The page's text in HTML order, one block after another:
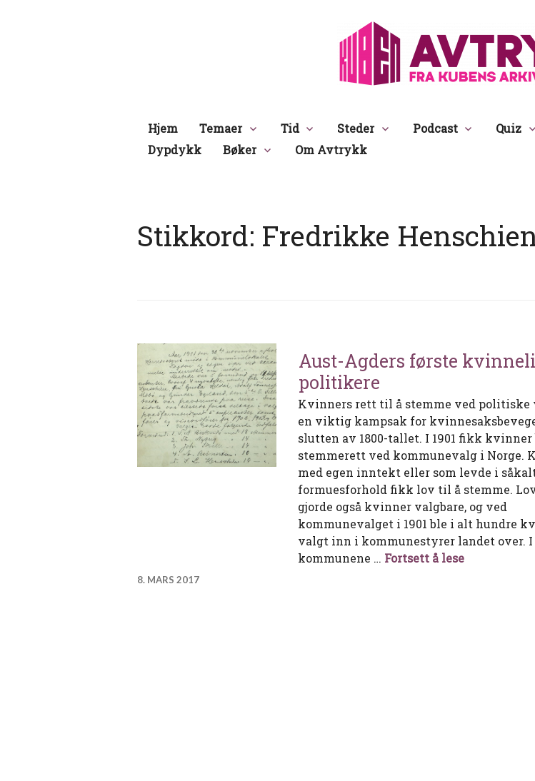
Hjem Temaer Tid Steder Podcast Quiz
Dypdykk
Bøker Om Avtrykk
Stikkord: Fredrikke
Aust-Agders første
politikere
Kvinners rett til å stemme ved politiske
en viktig kampsak for
slutten av 1800-tallet. I 1901 fikk kvinner
stemmerett ved kommunevalg i Norge.
med egen inntekt eller som levde i
formuesforhold fikk lov til å stemme.
gjorde også kvinner valgbare, og ved
kommunevalget i 1901 ble i alt hundre
valgt inn i kommunestyrer landet over. I
kommunene … Fortsett å leseAust-
8. MARS 2017